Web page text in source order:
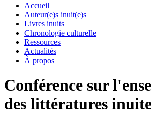
Accueil
Auteur(e)s inuit(e)s
Livres inuits
Chronologie culturelle
Ressources
Actualités
À propos
Conférence sur
des littératures